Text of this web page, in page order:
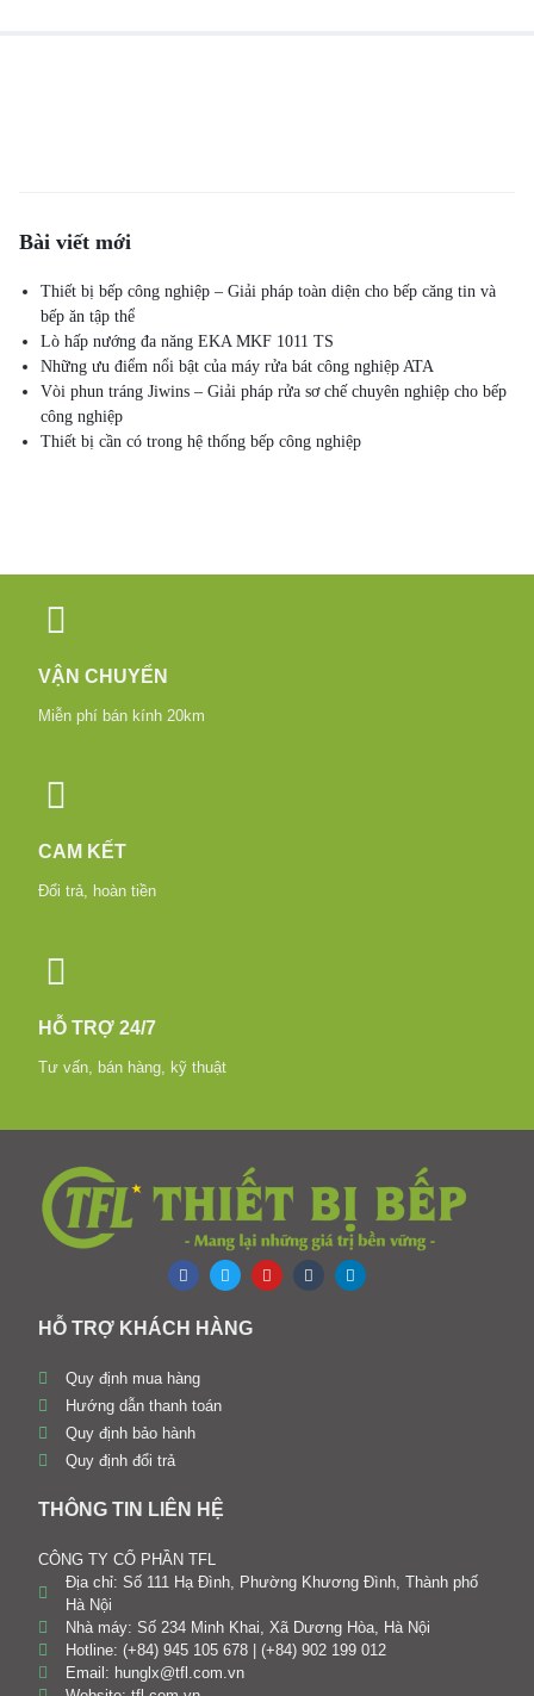
Bài viết mới
Thiết bị bếp công nghiệp – Giải pháp toàn diện cho bếp căng tin và
bếp ăn tập thể
Lò hấp nướng đa năng EKA MKF 1011 TS
Những ưu điểm nổi bật của máy rửa bát công nghiệp ATA
Vòi phun tráng Jiwins – Giải pháp rửa sơ chế chuyên nghiệp cho bếp
công nghiệp
Thiết bị cần có trong hệ thống bếp công nghiệp
VẬN CHUYỂN
Miễn phí bán kính 20km
CAM KẾT
Đổi trả, hoàn tiền
HỖ TRỢ 24/7
Tư vấn, bán hàng, kỹ thuật
HỖ TRỢ KHÁCH HÀNG
Quy định mua hàng
Hướng dẫn thanh toán
Quy định bảo hành
Quy định đổi trả
THÔNG TIN LIÊN HỆ
CÔNG TY CỔ PHẦN TFL
Địa chỉ: Số 111 Hạ Đình, Phường Khương Đình, Thành phố
Hà Nội
Nhà máy: Số 234 Minh Khai, Xã Dương Hòa, Hà Nội
Hotline: (+84) 945 105 678 | (+84) 902 199 012
Email: hunglx@tfl.com.vn